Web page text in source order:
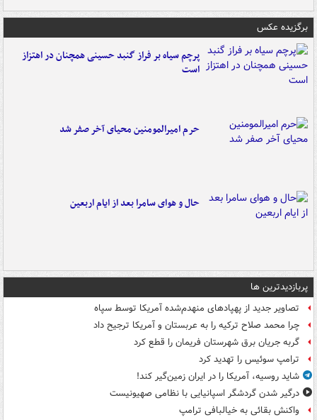
برگزیده عکس
پرچم سیاه بر فراز گنبد حسینی همچنان در اهتزاز
است
حرم امیرالمومنین محیای آخر صفر شد
حال و هوای سامرا بعد از ایام اربعین
پربازدیدترین ها
تصاویر جدید از پهپادهای منهدم‌شده آمریکا توسط سپاه
چرا محمد صلاح ترکیه را به عربستان و آمریکا ترجیح داد
گربه جریان برق شهرستان فریمان را قطع کرد
ترامپ سوئیس را تهدید کرد
شاید روسیه، آمریکا را در ایران زمین‌گیر کند!
درگیر شدن گردشگر اسپانیایی با نظامی صهیونیست
واکنش بقائی به خیالبافی ترامپ